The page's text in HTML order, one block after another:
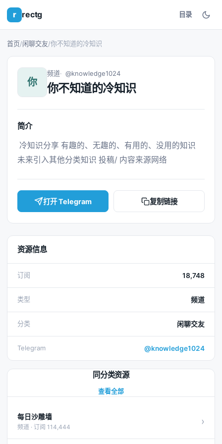
r rectg 目录
首页/闲聊交友/你不知道的冷知识
你
频道 @knowledge1024
你不知道的冷知识
简介
未来引入其他分类知识 投稿/ 内容来源网络
打开 Telegram 复制链接
资源信息
订阅 18,748
类型 频道
分类 闲聊交友
Telegram @knowledge1024
同分类资源
查看全部
每日沙雕墙
频道 · 订阅 114,444 ›